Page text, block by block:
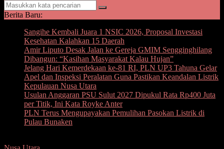
Berita Baru:
Sangihe Kembali Juara 1 NSIC 2026, Proposal Investasi
Kesehatan Kalahkan 15 Daerah
Amir Liputo Desak Jalan ke Gereja GMIM Sengginghilang
Dibangun: “Kasihan Masyarakat Kalau Hujan”
Jelang Hari Kemerdekaan ke-81 RI, PLN UP3 Tahuna Gelar
Apel dan Inspeksi Peralatan Guna Pastikan Keandalan Listrik
Kepulauan Nusa Utara
Usulan Anggaran PSU Sulut 2027 Dipukul Rata Rp400 Juta
per Titik, Ini Kata Royke Anter
PLN Terus Mengupayakan Pemulihan Pasokan Listrik di
Pulau Bunaken